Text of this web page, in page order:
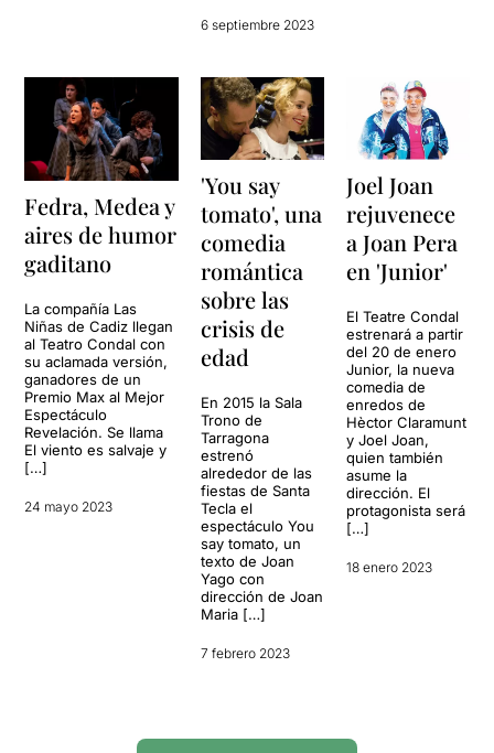
6 septiembre 2023
Fedra, Medea y
aires de humor
gaditano
La compañía Las
Niñas de Cadiz llegan
al Teatro Condal con
su aclamada versión,
ganadores de un
Premio Max al Mejor
Espectáculo
Revelación. Se llama
El viento es salvaje y
[…]
24 mayo 2023
'You say
tomato', una
comedia
romántica
sobre las
crisis de
edad
En 2015 la Sala
Trono de
Tarragona
estrenó
alrededor de las
fiestas de Santa
Tecla el
espectáculo You
say tomato, un
texto de Joan
Yago con
dirección de Joan
Maria […]
7 febrero 2023
Joel Joan
rejuvenece
a Joan Pera
en 'Junior'
El Teatre Condal
estrenará a partir
del 20 de enero
Junior, la nueva
comedia de
enredos de
Hèctor Claramunt
y Joel Joan,
quien también
asume la
dirección. El
protagonista será
[…]
18 enero 2023